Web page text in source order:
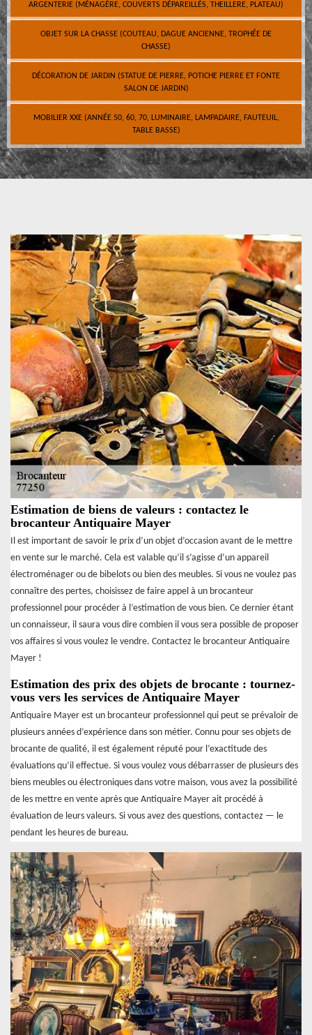
ARGENTERIE (MÉNAGÈRE, COUVERTS DÉPAREILLÉS, THEILLERE, PLATEAU)
OBJET SUR LA CHASSE (COUTEAU, DAGUE ANCIENNE, TROPHÉE DE
CHASSE)
DÉCORATION DE JARDIN (STATUE DE PIERRE, POTICHE PIERRE ET FONTE
SALON DE JARDIN)
MOBILIER XXE (ANNÉE 50, 60, 70, LUMINAIRE, LAMPADAIRE, FAUTEUIL,
TABLE BASSE)
Estimation de biens de valeurs : contactez le
brocanteur Antiquaire Mayer
Il est important de savoir le prix d’un objet d’occasion avant de le mettre
en vente sur le marché. Cela est valable qu’il s’agisse d’un appareil
électroménager ou de bibelots ou bien des meubles. Si vous ne voulez pas
connaître des pertes, choisissez de faire appel à un brocanteur
professionnel pour procéder à l’estimation de vous bien. Ce dernier étant
un connaisseur, il saura vous dire combien il vous sera possible de proposer
vos affaires si vous voulez le vendre. Contactez le brocanteur Antiquaire
Mayer !
Estimation des prix des objets de brocante : tournez-
vous vers les services de Antiquaire Mayer
Antiquaire Mayer est un brocanteur professionnel qui peut se prévaloir de
plusieurs années d’expérience dans son métier. Connu pour ses objets de
brocante de qualité, il est également réputé pour l’exactitude des
évaluations qu’il effectue. Si vous voulez vous débarrasser de plusieurs des
biens meubles ou électroniques dans votre maison, vous avez la possibilité
de les mettre en vente après que Antiquaire Mayer ait procédé à
évaluation de leurs valeurs. Si vous avez des questions, contactez — le
pendant les heures de bureau.